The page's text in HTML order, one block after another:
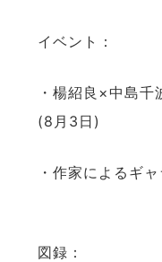
イベント：
・楊紹良×中島
(8月3日)
・作家によるギ
図録：